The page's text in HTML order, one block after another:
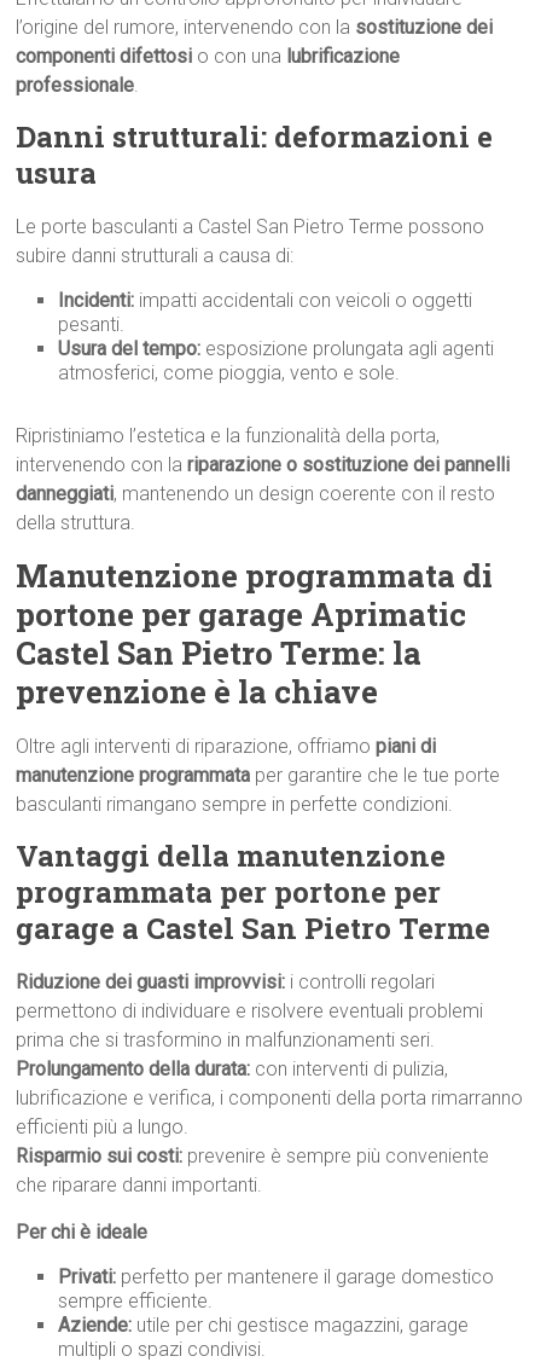
l’origine del rumore, intervenendo con la sostituzione dei
componenti difettosi o con una lubrificazione
professionale.
Danni strutturali: deformazioni e
usura
Le porte basculanti a Castel San Pietro Terme possono
subire danni strutturali a causa di:
Incidenti: impatti accidentali con veicoli o oggetti
pesanti.
Usura del tempo: esposizione prolungata agli agenti
atmosferici, come pioggia, vento e sole.
Ripristiniamo l’estetica e la funzionalità della porta,
intervenendo con lariparazione o sostituzione dei pannelli
danneggiati, mantenendo un design coerente con il resto
della struttura.
Manutenzione programmata di
portone per garage Aprimatic
Castel San Pietro Terme: la
prevenzione è la chiave
Oltre agli interventi di riparazione, offriamopiani di
manutenzione programmata per garantire che le tue porte
basculanti rimangano sempre in perfette condizioni.
Vantaggi della manutenzione
programmata per portone per
garage a Castel San Pietro Terme
Riduzione dei guasti improvvisi: i controlli regolari
permettono di individuare e risolvere eventuali problemi
prima che si trasformino in malfunzionamenti seri.
Prolungamento della durata: con interventi di pulizia,
lubrificazione e verifica, i componenti della porta rimarranno
efficienti più a lungo.
Risparmio sui costi: prevenire è sempre più conveniente
che riparare danni importanti.
Per chi è ideale
Privati: perfetto per mantenere il garage domestico
sempre efficiente.
Aziende: utile per chi gestisce magazzini, garage
multipli o spazi condivisi.